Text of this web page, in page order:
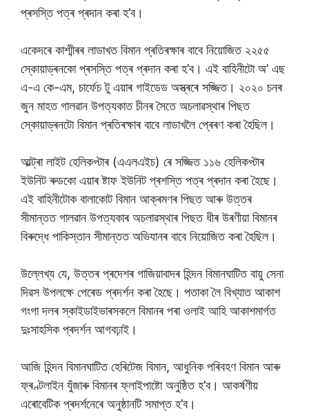
প্ৰসস্তি পত্ৰ প্ৰদান কৰা হ’ব।
একেদৰে কাশ্মীৰৰ লাডাখত বিমান প্ৰতিৰক্ষাৰ বাবে নিয়োজিত ২২৫৫
স্কোয়াড্ৰনকো প্ৰসস্তি পত্ৰ প্ৰদান কৰা হ’ব। এই বাহিনীটো অ’ এছ
এ-এ কে-এম, চাৰ্ফেচ টু এয়াৰ গাইডেড অস্ত্ৰৰে সজ্জিত। ২০২০ চনৰ
জুন মাহত গালৱান উপত্যকাত চীনৰ সৈতে অচলাৱস্থাৰ পিছত
স্কোয়াড্ৰনটো বিমান প্ৰতিৰক্ষাৰ বাবে লাডাখলৈ প্ৰেৰণ কৰা হৈছিল।
আল্ট্ৰা লাইট হেলিকপ্টাৰ (এএলএইচ) ৰে সজ্জিত ১১৬ হেলিকপ্টাৰ
ইউনিট ৰুডকো এয়াৰ ষ্টাফ ইউনিট প্ৰশস্তি পত্ৰ প্ৰদান কৰা হৈছে।
এই বাহিনীটোক বালাকোট বিমান আক্ৰমণৰ পিছত আৰু উত্তৰ
সীমান্তত গালৱান উপত্যকাৰ অচলাৱস্থাৰ পিছত ধীৰ উৰণীয়া বিমানৰ
বিৰুদ্ধে পাকিস্তান সীমান্তত অভিযানৰ বাবে নিয়োজিত কৰা হৈছিল।
উল্লেখ্য যে, উত্তৰ প্ৰদেশৰ গাজিয়াবাদৰ হিন্দন বিমানঘাটিত বায়ু সেনা
দিৱস উপলক্ষে পেৰেড প্ৰদৰ্শন কৰা হৈছে। পতাকা লৈ বিখ্যাত আকাশ
গংগা দলৰ স্কাইডাইভাৰসকলে বিমানৰ পৰা ওলাই আহি আকাশমাৰ্গত
দুঃসাহসিক প্ৰদৰ্শন আগবঢ়াই।
আজি হিন্দন বিমানঘাটিত হেৰিটেজ বিমান, আধুনিক পৰিবহণ বিমান আৰু
ফ্ৰণ্টলাইন যুঁজাৰু বিমানৰ ফ্লাইপাষ্টো অনুষ্ঠিত হ’ব। আকৰ্ষণীয়
এৰোবেটিক প্ৰদৰ্শনেৰে অনুষ্ঠানটি সমাপ্ত হ’ব।